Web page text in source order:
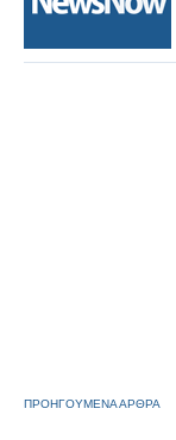
ΠΡΟΗΓΟΥΜΕΝΑ ΑΡΘΡΑ